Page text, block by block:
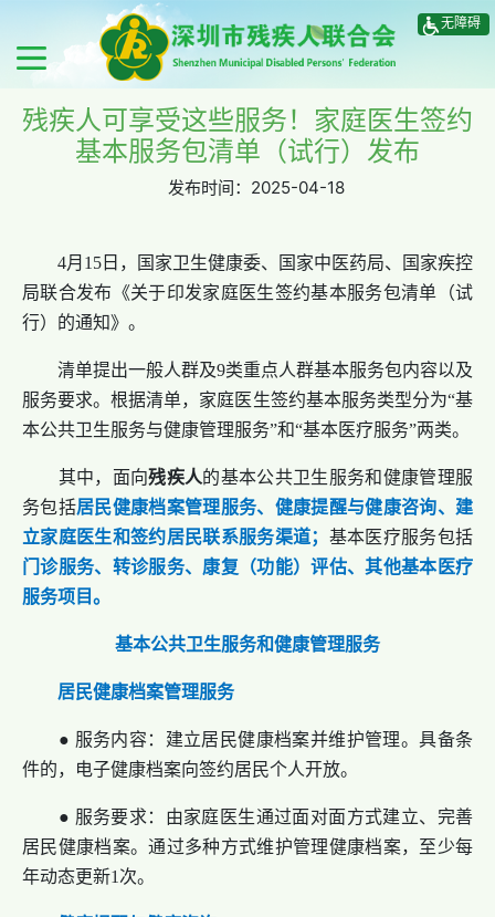
无障碍
残疾人可享受这些服务！家庭医生签约
基本服务包清单（试行）发布
发布时间： 2025-04-18
4月15日，国家卫生健康委、国家中医药局、国家疾控
局联合发布《关于印发家庭医生签约基本服务包清单（试
行）的通知》。
清单提出一般人群及9类重点人群基本服务包内容以及
服务要求。根据清单，家庭医生签约基本服务类型分为“基
本公共卫生服务与健康管理服务”和“基本医疗服务”两类。
其中，面向残疾人的基本公共卫生服务和健康管理服
务包括居民健康档案管理服务、健康提醒与健康咨询、建
立家庭医生和签约居民联系服务渠道； 基本医疗服务包括
门诊服务、转诊服务、康复（功能）评估、其他基本医疗
服务项目。
基本公共卫生服务和健康管理服务
居民健康档案管理服务
● 服务内容：建立居民健康档案并维护管理。具备条
件的，电子健康档案向签约居民个人开放。
● 服务要求：由家庭医生通过面对面方式建立、完善
居民健康档案。通过多种方式维护管理健康档案，至少每
年动态更新1次。